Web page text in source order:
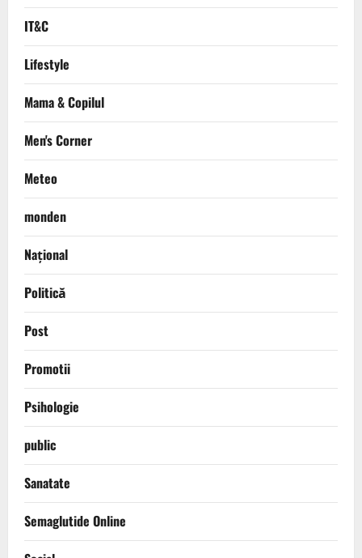
IT&C
Lifestyle
Mama & Copilul
Men's Corner
Meteo
monden
Național
Politică
Post
Promotii
Psihologie
public
Sanatate
Semaglutide Online